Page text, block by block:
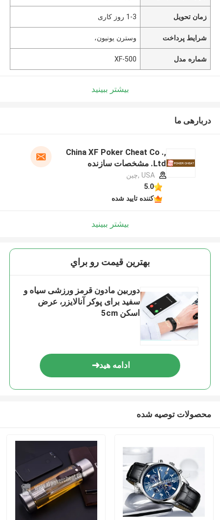
زمان تحویل 1-3 روز کاری
شرایط پرداخت وسترن یونیون،
شماره مدل XF-500
بیشتر ببینید
دربارهی ما
China XF Poker Cheat Co .,
Ltd. مشخصات سازنده
5.0
کننده تایید شده
بیشتر ببینید
بهترين قيمت رو براي
دوربین مادون قرمز ورزشی سیاه و
سفید برای پوکر آنالایزر، عرض
اسکن 5cm
ادامه هید
محصولات توصیه شده